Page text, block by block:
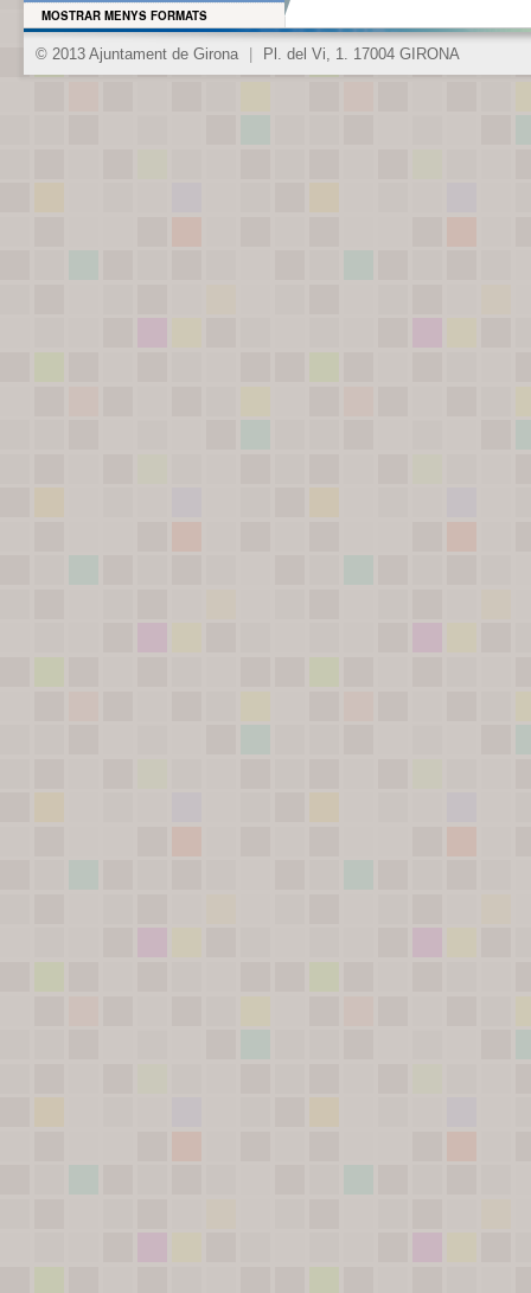
MOSTRAR MENYS FORMATS
© 2013 Ajuntament de Girona Pl. del Vi, 1. 17004 GIRONA